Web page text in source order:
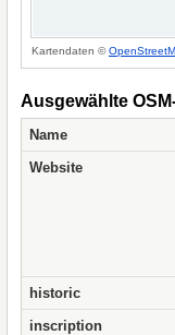
Kartendaten ©
Ausgewählte
Name
Website
historic
inscription